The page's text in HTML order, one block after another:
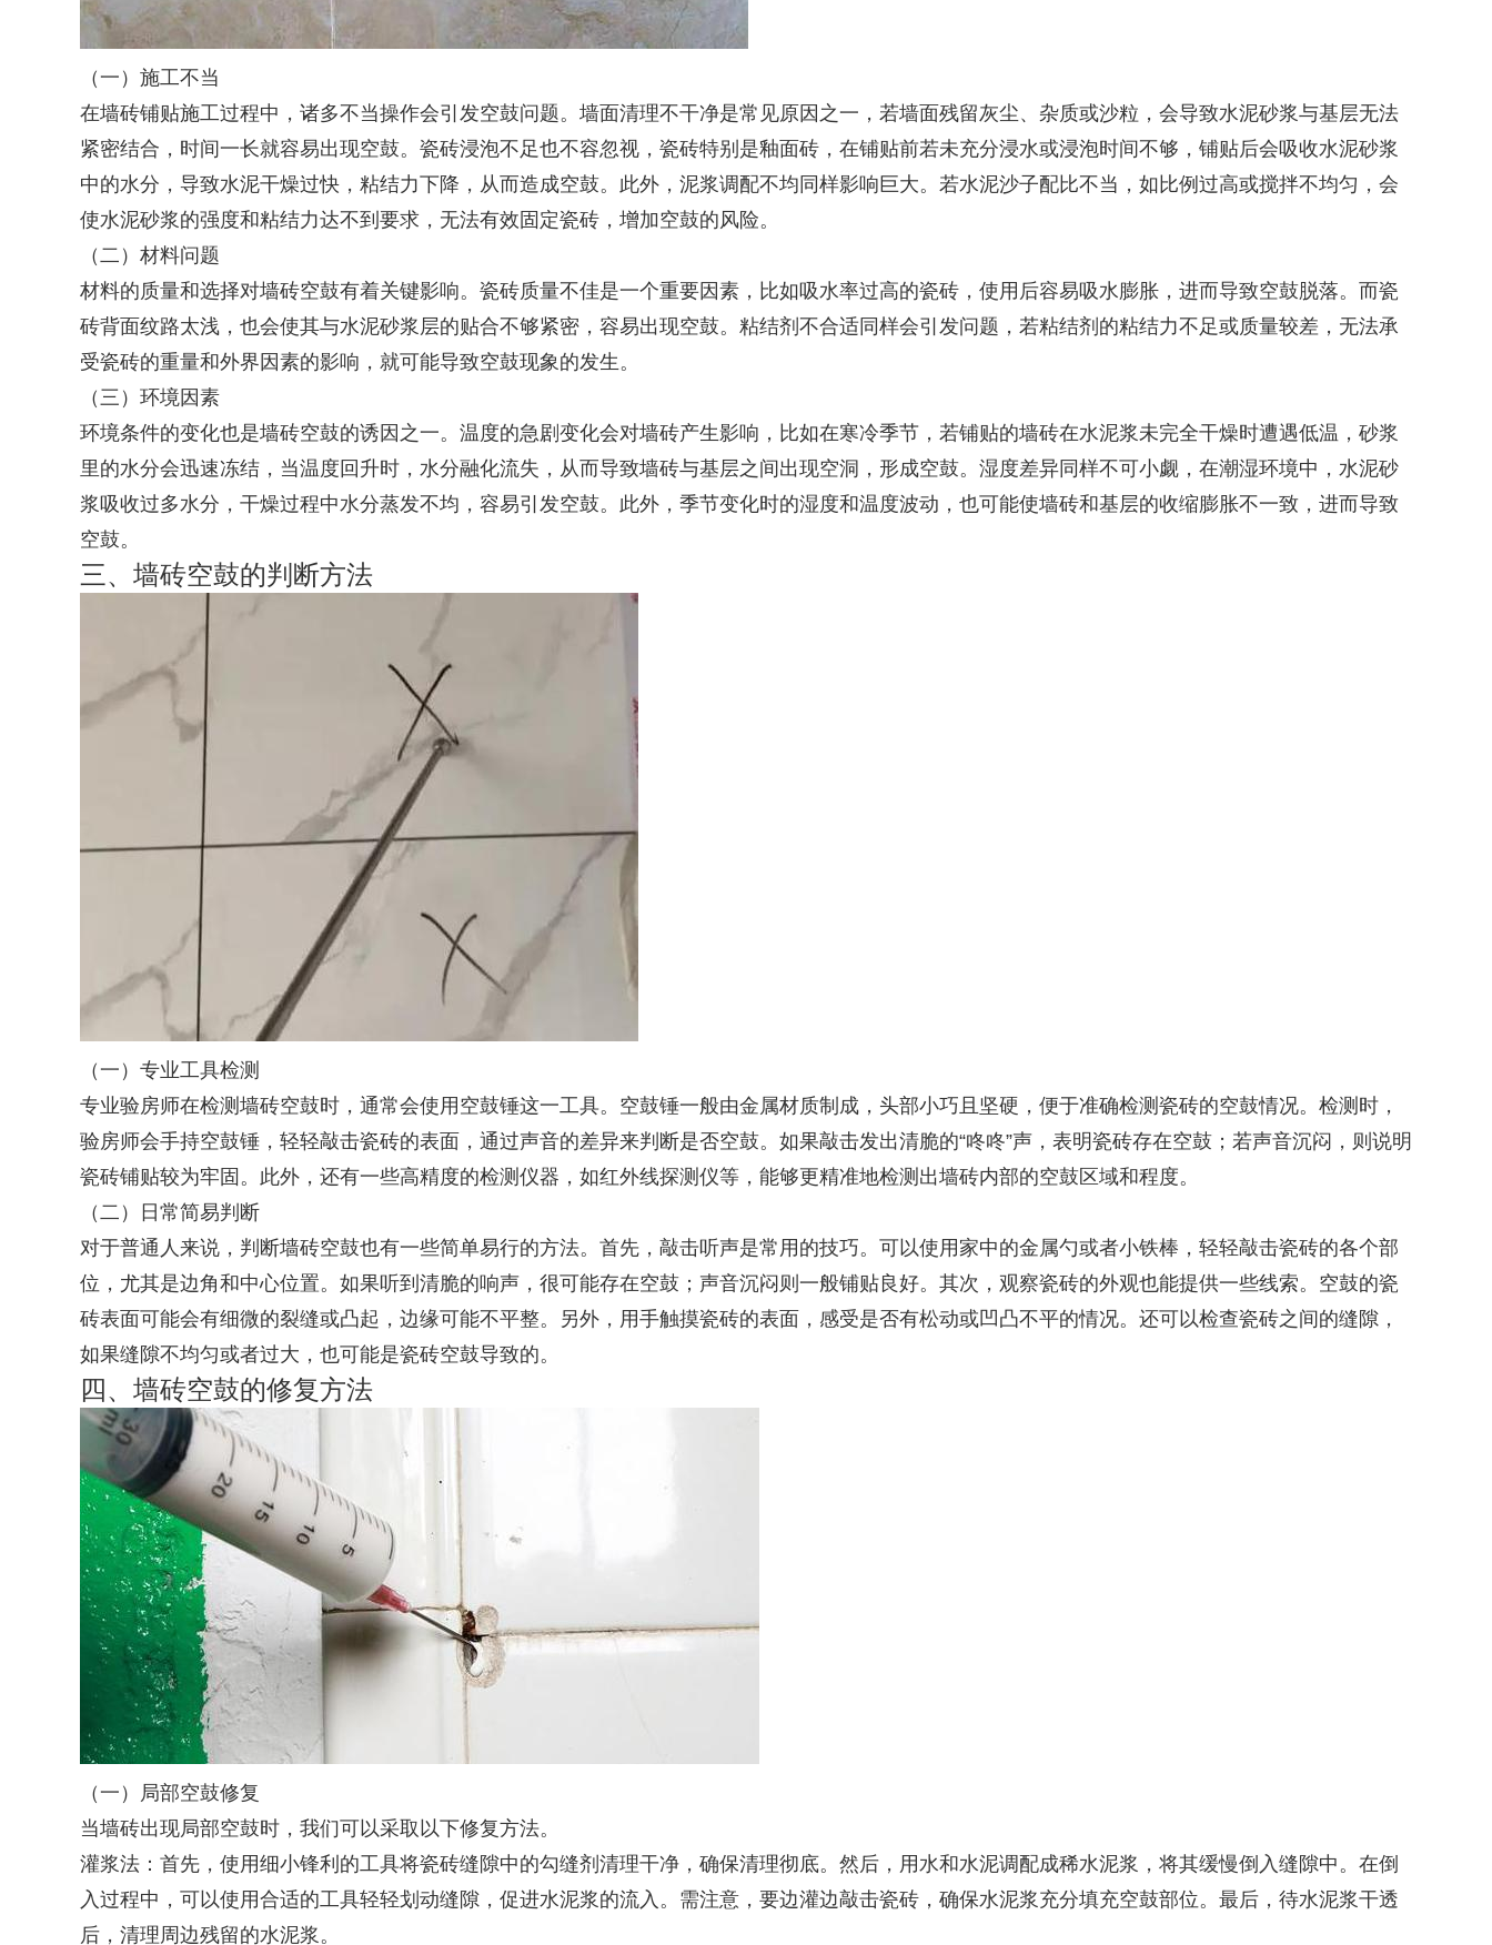
（一）施工不当
在墙砖铺贴施工过程中，诸多不当操作会引发空鼓问题。墙面清理不干净是常见原因之一，若墙面残留灰尘、杂质或沙粒，会导致水泥砂浆与基层无法
紧密结合，时间一长就容易出现空鼓。瓷砖浸泡不足也不容忽视，瓷砖特别是釉面砖，在铺贴前若未充分浸水或浸泡时间不够，铺贴后会吸收水泥砂浆
中的水分，导致水泥干燥过快，粘结力下降，从而造成空鼓。此外，泥浆调配不均同样影响巨大。若水泥沙子配比不当，如比例过高或搅拌不均匀，会
使水泥砂浆的强度和粘结力达不到要求，无法有效固定瓷砖，增加空鼓的风险。
（二）材料问题
材料的质量和选择对墙砖空鼓有着关键影响。瓷砖质量不佳是一个重要因素，比如吸水率过高的瓷砖，使用后容易吸水膨胀，进而导致空鼓脱落。而瓷
砖背面纹路太浅，也会使其与水泥砂浆层的贴合不够紧密，容易出现空鼓。粘结剂不合适同样会引发问题，若粘结剂的粘结力不足或质量较差，无法承
受瓷砖的重量和外界因素的影响，就可能导致空鼓现象的发生。
（三）环境因素
环境条件的变化也是墙砖空鼓的诱因之一。温度的急剧变化会对墙砖产生影响，比如在寒冷季节，若铺贴的墙砖在水泥浆未完全干燥时遭遇低温，砂浆
里的水分会迅速冻结，当温度回升时，水分融化流失，从而导致墙砖与基层之间出现空洞，形成空鼓。湿度差异同样不可小觑，在潮湿环境中，水泥砂
浆吸收过多水分，干燥过程中水分蒸发不均，容易引发空鼓。此外，季节变化时的湿度和温度波动，也可能使墙砖和基层的收缩膨胀不一致，进而导致
空鼓。
三、墙砖空鼓的判断方法
（一）专业工具检测
专业验房师在检测墙砖空鼓时，通常会使用空鼓锤这一工具。空鼓锤一般由金属材质制成，头部小巧且坚硬，便于准确检测瓷砖的空鼓情况。检测时，
验房师会手持空鼓锤，轻轻敲击瓷砖的表面，通过声音的差异来判断是否空鼓。如果敲击发出清脆的“咚咚”声，表明瓷砖存在空鼓；若声音沉闷，则说明
瓷砖铺贴较为牢固。此外，还有一些高精度的检测仪器，如红外线探测仪等，能够更精准地检测出墙砖内部的空鼓区域和程度。
（二）日常简易判断
对于普通人来说，判断墙砖空鼓也有一些简单易行的方法。首先，敲击听声是常用的技巧。可以使用家中的金属勺或者小铁棒，轻轻敲击瓷砖的各个部
位，尤其是边角和中心位置。如果听到清脆的响声，很可能存在空鼓；声音沉闷则一般铺贴良好。其次，观察瓷砖的外观也能提供一些线索。空鼓的瓷
砖表面可能会有细微的裂缝或凸起，边缘可能不平整。另外，用手触摸瓷砖的表面，感受是否有松动或凹凸不平的情况。还可以检查瓷砖之间的缝隙，
如果缝隙不均匀或者过大，也可能是瓷砖空鼓导致的。
四、墙砖空鼓的修复方法
（一）局部空鼓修复
当墙砖出现局部空鼓时，我们可以采取以下修复方法。
灌浆法：首先，使用细小锋利的工具将瓷砖缝隙中的勾缝剂清理干净，确保清理彻底。然后，用水和水泥调配成稀水泥浆，将其缓慢倒入缝隙中。在倒
入过程中，可以使用合适的工具轻轻划动缝隙，促进水泥浆的流入。需注意，要边灌边敲击瓷砖，确保水泥浆充分填充空鼓部位。最后，待水泥浆干透
后，清理周边残留的水泥浆。